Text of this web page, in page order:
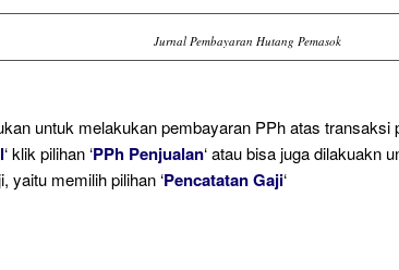
Jurnal Pembayaran Hutang Pemasok
untuk melakukan pembayaran PPh atas transaksi
‘ klik pilihan ‘PPh Penjualan‘ atau bisa juga dilakuakn
yaitu memilih pilihan ‘Pencatatan Gaji‘